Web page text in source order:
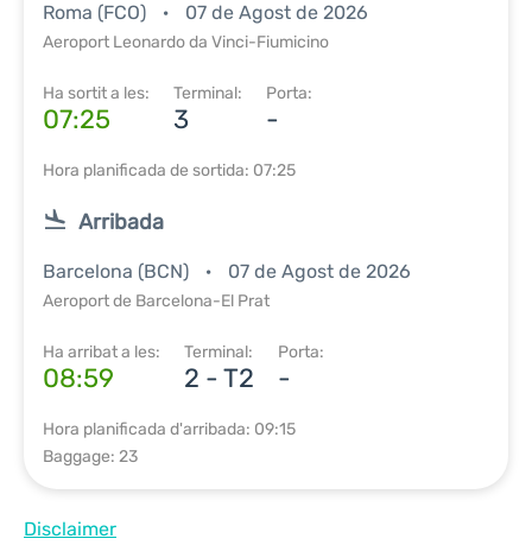
Roma (FCO) 07 de Agost de 2026
Aeroport Leonardo da Vinci-Fiumicino
Ha sortit a les:
07:25
Terminal:
3
Porta:
-
Hora planificada de sortida: 07:25
Arribada
Barcelona (BCN) 07 de Agost de 2026
Aeroport de Barcelona-El Prat
Ha arribat a les:
08:59
Terminal:
2 - T2
Porta:
-
Hora planificada d'arribada: 09:15
Baggage: 23
Disclaimer